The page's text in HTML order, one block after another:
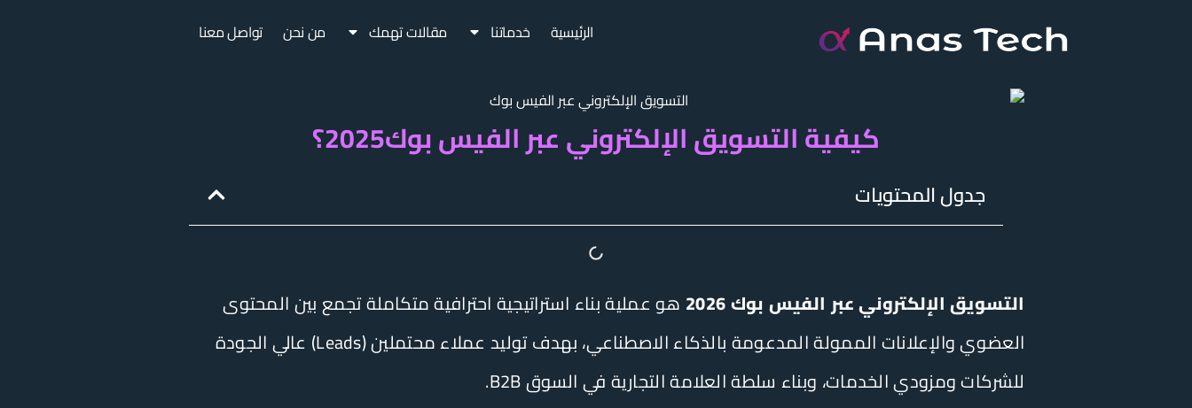
الرئيسية خدماتنا مقالات تهمك من نحن تواصل معنا
كيفية التسويق الإلكتروني عبر الفيس بوك2025؟
جدول المحتويات
التسويق الإلكتروني عبر الفيس بوك 2026
هو عملية بناء استراتيجية احترافية متكاملة تجمع بين المحتوى
العضوي والإعلانات الممولة المدعومة بالذكاء الاصطناعي، بهدف توليد عملاء محتملين (Leads) عالي الجودة
للشركات ومزودي الخدمات، وبناء سلطة العلامة التجارية في السوق B2B.